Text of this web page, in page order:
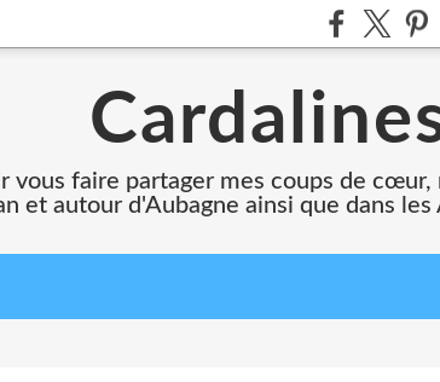
vous faire partager mes coups de
et autour d'Aubagne ainsi que dans